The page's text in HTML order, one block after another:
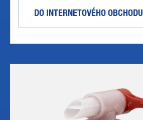
DO INTERNETOVÉHO OBCHODU